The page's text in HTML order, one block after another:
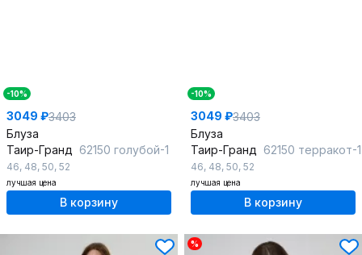
-10%
3049 ₽3403
Блуза
Таир-Гранд 62150 голубой-1
46, 48, 50, 52
лучшая цена
В корзину
-10%
3049 ₽3403
Блуза
Таир-Гранд 62150 терракот-1
46, 48, 50, 52
лучшая цена
В корзину
%